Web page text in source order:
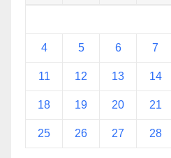
4 5 6 7
11 12 13 14
18 19 20 21
25 26 27 28